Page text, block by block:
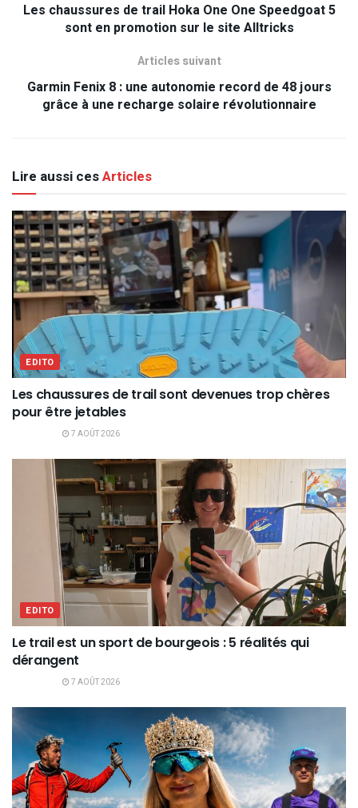
Les chaussures de trail Hoka One One Speedgoat 5
sont en promotion sur le site Alltricks
Articles suivant
Garmin Fenix 8 : une autonomie record de 48 jours
grâce à une recharge solaire révolutionnaire
Lire aussi cesArticles
EDITO
Les chaussures de trail sont devenues trop chères
pour être jetables
7 AOÛT 2026
EDITO
Le trail est un sport de bourgeois : 5 réalités qui
dérangent
7 AOÛT 2026